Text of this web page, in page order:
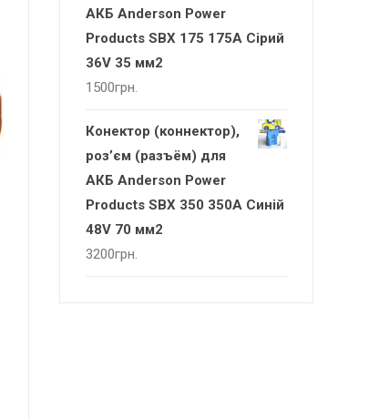
АКБ Anderson Power
Products SBX 175 175А Сірий
36V 35 мм2
1500грн.
Конектор (коннектор),
роз’єм (разъём) для
АКБ Anderson Power
Products SBX 350 350А Синій
48V 70 мм2
3200грн.